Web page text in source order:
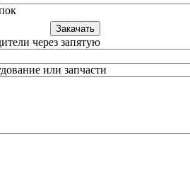
Закачать
через запятую
или запчасти